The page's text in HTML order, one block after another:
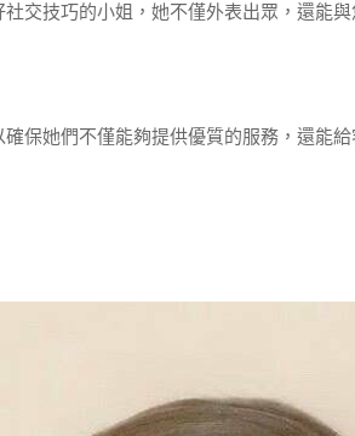
交技巧的小姐，她不僅外表出眾，還能
保她們不僅能夠提供優質的服務，還能